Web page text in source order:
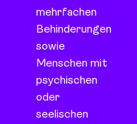
mehrfachen
Behinderungen
sowie
Menschen mit
psychischen
oder
seelischen